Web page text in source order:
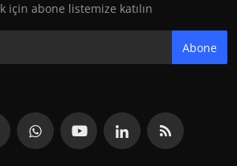
için abone listemize katılın
Abone